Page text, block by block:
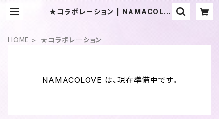
★コラボレーション | NAMACOLO
HOME ★コラボレーション
NAMACOLOVE は、現在準備中です。